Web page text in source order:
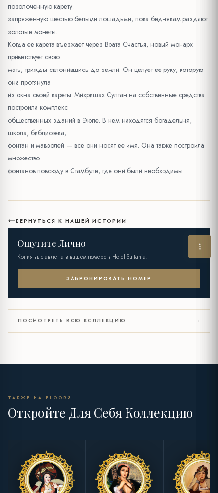
позолоченную карету,
запряженную шестью белыми лошадьми, пока беднякам раздают
золотые монеты.
Когда ее карета въезжает через Врата Счастья, новый монарх
приветствует свою
мать, трижды склонившись до земли. Он целует ее руку, которую
она протянула
из окна своей кареты. Михришах Султан на собственные средства
построила комплекс
общественных зданий в Эюпе. В нем находятся богадельня,
школа, библиотека,
фонтан и мавзолей — все они носят ее имя. Она также построила
множество
фонтанов повсюду в Стамбуле, где они были необходимы.
ВЕРНУТЬСЯ К НАШЕЙ ИСТОРИИ
Ощутите Лично
Копия выставлена в вашем номере в Hotel Sultania.
ЗАБРОНИРОВАТЬ НОМЕР
ПОСМОТРЕТЬ ВСЮ КОЛЛЕКЦИЮ
ТАКЖЕ НА FLOOR3
Откройте Для Себя Коллекцию